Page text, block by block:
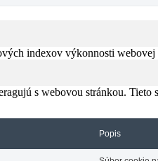
indexov výkonnosti
s webovou stránkou.
Popis